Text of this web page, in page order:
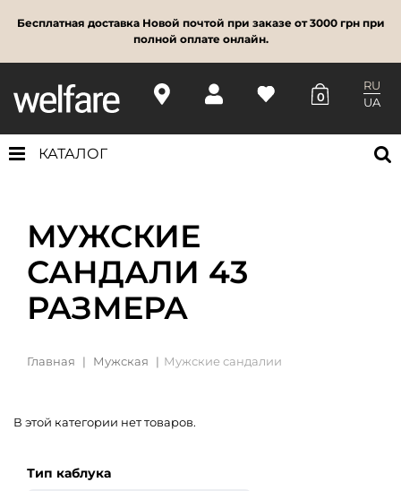
Бесплатная доставка Новой почтой при заказе от 3000 грн при
полной оплате онлайн.
0
RU
UA
КАТАЛОГ
МУЖСКИЕ
САНДАЛИ 43
РАЗМЕРА
Главная Мужская Мужские сандалии
В этой категории нет товаров.
Тип каблука